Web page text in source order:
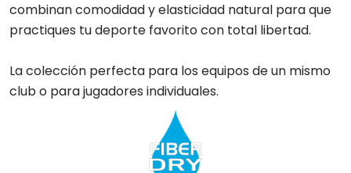
combinan comodidad y elasticidad natural para que
practiques tu deporte favorito con total libertad.
La colección perfecta para los equipos de un mismo
club o para jugadores individuales.